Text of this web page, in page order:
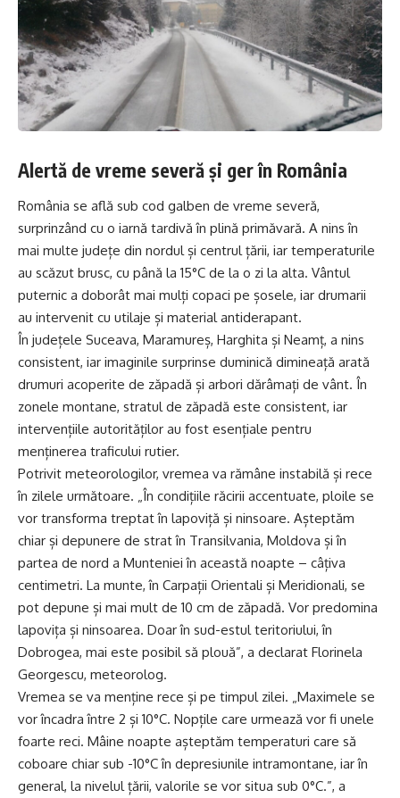
Alertă de vreme severă și ger în România
România se află sub cod galben de vreme severă,
surprinzând cu o iarnă tardivă în plină primăvară. A nins în
mai multe județe din nordul și centrul țării, iar temperaturile
au scăzut brusc, cu până la 15°C de la o zi la alta. Vântul
puternic a doborât mai mulți copaci pe șosele, iar drumarii
au intervenit cu utilaje și material antiderapant.
În județele Suceava, Maramureș, Harghita și Neamț, a nins
consistent, iar imaginile surprinse duminică dimineață arată
drumuri acoperite de zăpadă și arbori dărâmați de vânt. În
zonele montane, stratul de zăpadă este consistent, iar
intervențiile autorităților au fost esențiale pentru
menținerea traficului rutier.
Potrivit meteorologilor, vremea va rămâne instabilă și rece
în zilele următoare. „În condițiile răcirii accentuate, ploile se
vor transforma treptat în lapoviță și ninsoare. Așteptăm
chiar și depunere de strat în Transilvania, Moldova și în
partea de nord a Munteniei în această noapte – câțiva
centimetri. La munte, în Carpații Orientali și Meridionali, se
pot depune și mai mult de 10 cm de zăpadă. Vor predomina
lapovița și ninsoarea. Doar în sud-estul teritoriului, în
Dobrogea, mai este posibil să plouă”, a declarat Florinela
Georgescu, meteorolog.
Vremea se va menține rece și pe timpul zilei. „Maximele se
vor încadra între 2 și 10°C. Nopțile care urmează vor fi unele
foarte reci. Mâine noapte așteptăm temperaturi care să
coboare chiar sub -10°C în depresiunile intramontane, iar în
general, la nivelul țării, valorile se vor situa sub 0°C.”, a